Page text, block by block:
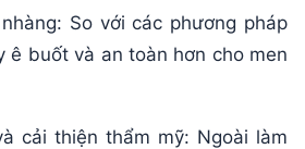
So với các phương pháp
ê buốt và an toàn hơn cho men
cải thiện thẩm mỹ: Ngoài làm